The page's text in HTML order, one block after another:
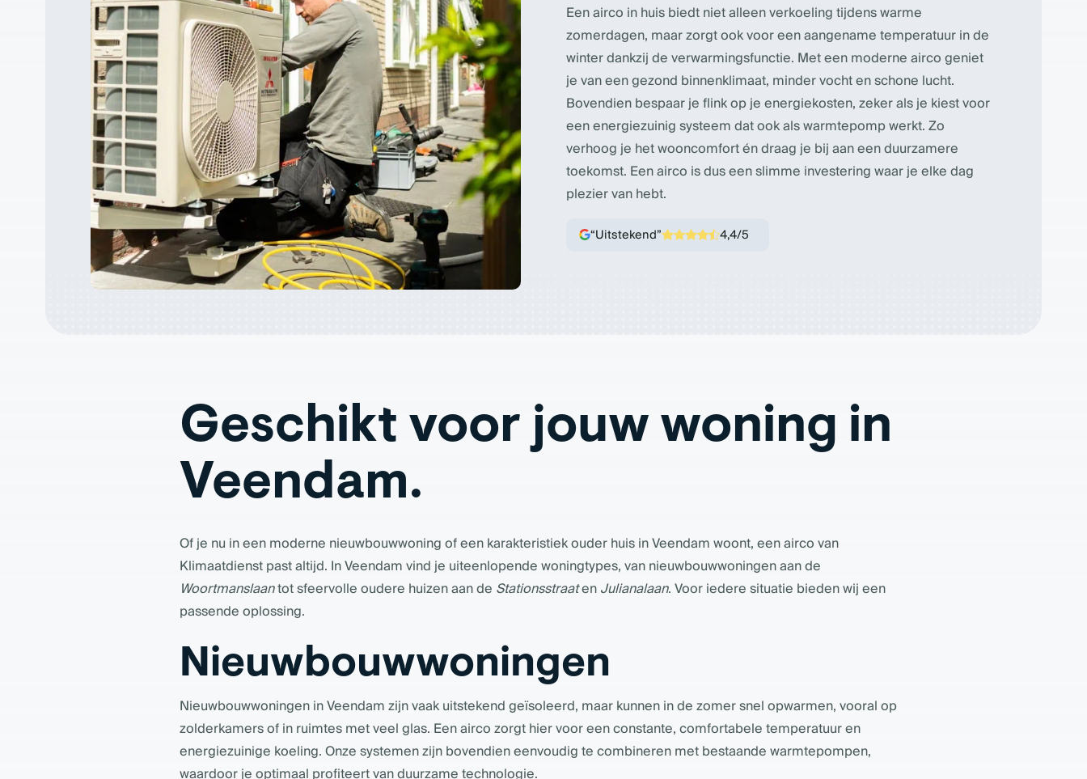
Een airco in huis biedt niet alleen verkoeling tijdens warme
zomerdagen, maar zorgt ook voor een aangename temperatuur in de
winter dankzij de verwarmingsfunctie. Met een moderne airco geniet
je van een gezond binnenklimaat, minder vocht en schone lucht.
Bovendien bespaar je flink op je energiekosten, zeker als je kiest voor
een energiezuinig systeem dat ook als warmtepomp werkt. Zo
verhoog je het wooncomfort én draag je bij aan een duurzamere
toekomst. Een airco is dus een slimme investering waar je elke dag
plezier van hebt.
“Uitstekend” 4,4/5
Geschikt voor jouw woning in
Veendam.
Of je nu in een moderne nieuwbouwwoning of een karakteristiek ouder huis in Veendam woont, een airco van
Klimaatdienst past altijd. In Veendam vind je uiteenlopende woningtypes, van nieuwbouwwoningen aan de
Woortmanslaantot sfeervolle oudere huizen aan de StationsstraatenJulianalaan. Voor iedere situatie bieden wij een
passende oplossing.
Nieuwbouwwoningen
Nieuwbouwwoningen in Veendam zijn vaak uitstekend geïsoleerd, maar kunnen in de zomer snel opwarmen, vooral op
zolderkamers of in ruimtes met veel glas. Een airco zorgt hier voor een constante, comfortabele temperatuur en
energiezuinige koeling. Onze systemen zijn bovendien eenvoudig te combineren met bestaande warmtepompen,
waardoor je optimaal profiteert van duurzame technologie.